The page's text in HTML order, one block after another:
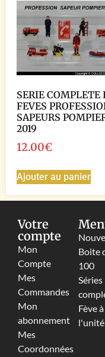
SERIE COMPLETE
FEVES
SAPEURS
2019
12.00€
Ajouter au panier
Votre
compte
Mon
Compte
Mes
Commandes
Mon
abonnement
Mes
Coordonnées
Boite
100
Séries
Fève à
l'unité